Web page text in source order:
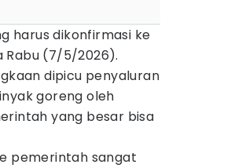
harus dikonfirmasi ke
Rabu (7/5/2026).
dipicu penyaluran
goreng oleh
yang besar bisa
pemerintah sangat